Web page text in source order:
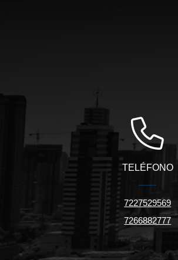
TELÉFONO
7227529569
7266882777